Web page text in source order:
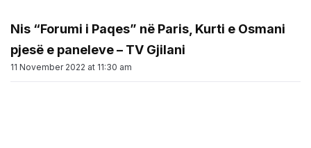
Nis “Forumi i Paqes” në Paris, Kurti e Osmani
pjesë e paneleve – TV Gjilani
11 November 2022 at 11:30 am